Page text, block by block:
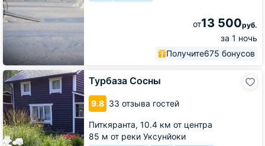
от13 500руб.
за 1 ночь
Получите675 бонусов
Турбаза Сосны
9.8 33 отзыва гостей
Питкяранта, 10.4 км от центра
85 м от реки Уксунйоки
Турбаза
Сосны